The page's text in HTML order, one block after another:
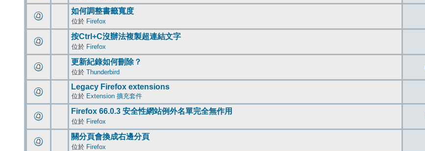
如何調整書籤寬度
位於 Firefox
按Ctrl+C沒辦法複製超連結文字
位於 Firefox
更新紀錄如何刪除？
位於 Thunderbird
Legacy Firefox extensions
位於 Extension 擴充套件
Firefox 66.0.3 安全性網站例外名單完全無作用
位於 Firefox
關分頁會換成右邊分頁
位於 Firefox